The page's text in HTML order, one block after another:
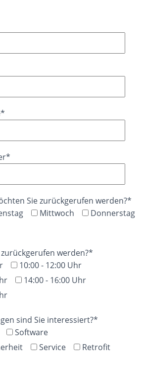
Sie zurückgerufen werden?*
Mittwoch
Donnerstag
werden?*
10:00 - 12:00 Uhr
14:00 - 16:00 Uhr
sind Sie interessiert?*
Software
Service Retrofit